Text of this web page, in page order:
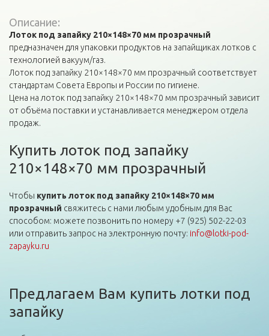
Описание:
Лоток под запайку 210×148×70 мм прозрачный
предназначен для упаковки продуктов на запайщиках лотков с
технологией вакуум/газ.
Лоток под запайку 210×148×70 мм прозрачный соответствует
стандартам Совета Европы и России по гигиене.
Цена на лоток под запайку 210×148×70 мм прозрачный зависит
от объёма поставки и устанавливается менеджером отдела
продаж.
Купить лоток под запайку
210×148×70 мм прозрачный
Чтобы купить лоток под запайку 210×148×70 мм
прозрачный свяжитесь с нами любым удобным для Вас
способом: можете позвонить по номеру +7 (925) 502-22-03
или отправить запрос на электронную почту: info@lotki-pod-
zapayku.ru
Предлагаем Вам купить лотки под
запайку